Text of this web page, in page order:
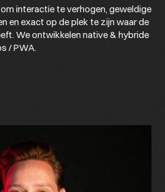
interactie te verhogen, geweldige
en exact op de plek te zijn waar de
We ontwikkelen native & hybride
/ PWA.